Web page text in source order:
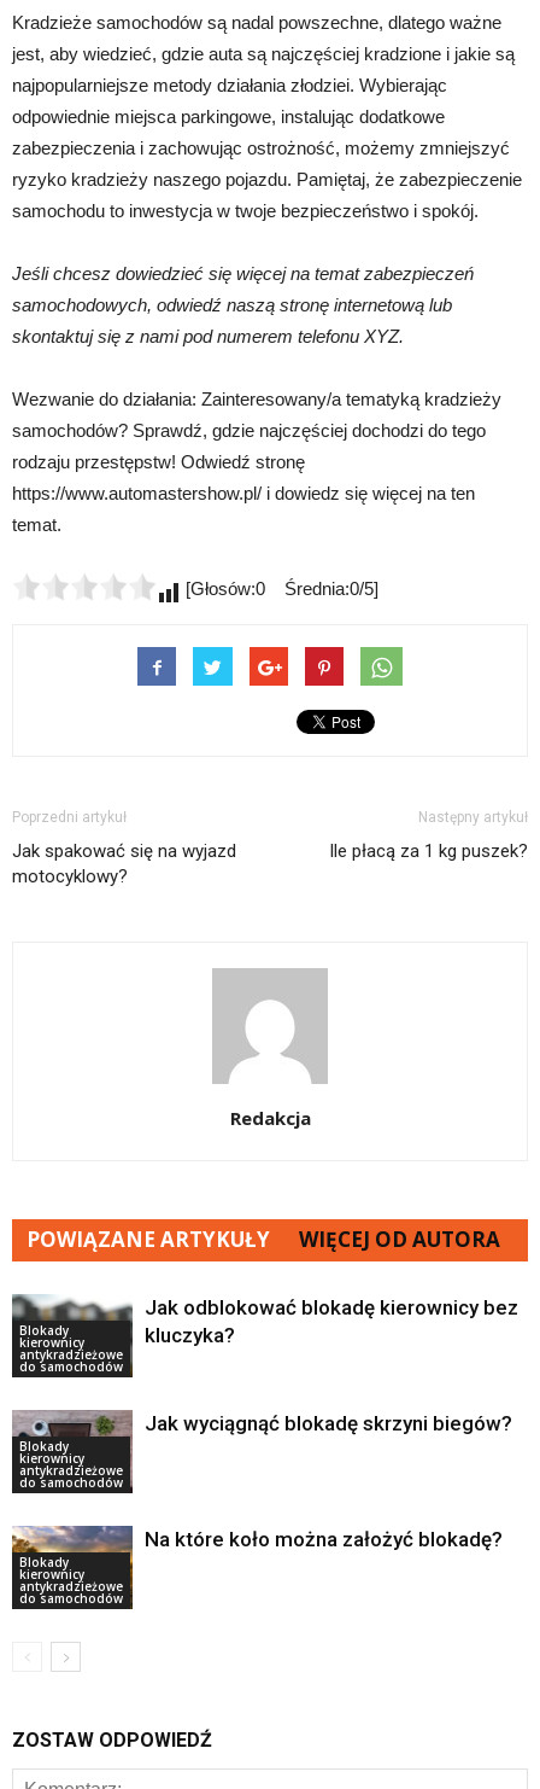
Kradzieże samochodów są nadal powszechne, dlatego ważne
jest, aby wiedzieć, gdzie auta są najczęściej kradzione i jakie są
najpopularniejsze metody działania złodziei. Wybierając
odpowiednie miejsca parkingowe, instalując dodatkowe
zabezpieczenia i zachowując ostrożność, możemy zmniejszyć
ryzyko kradzieży naszego pojazdu. Pamiętaj, że zabezpieczenie
samochodu to inwestycja w twoje bezpieczeństwo i spokój.
Jeśli chcesz dowiedzieć się więcej na temat zabezpieczeń
samochodowych, odwiedź naszą stronę internetową lub
skontaktuj się z nami pod numerem telefonu XYZ.
Wezwanie do działania: Zainteresowany/a tematyką kradzieży
samochodów? Sprawdź, gdzie najczęściej dochodzi do tego
rodzaju przestępstw! Odwiedź stronę
https://www.automastershow.pl/ i dowiedz się więcej na ten
temat.
[Głosów:0 Średnia:0/5]
Poprzedni artykuł
Jak spakować się na wyjazd
motocyklowy?
Następny artykuł
Ile płacą za 1 kg puszek?
Redakcja
POWIĄZANE ARTYKUŁY WIĘCEJ OD AUTORA
Blokady
kierownicy
antykradzieżowe
do samochodów
Jak odblokować blokadę kierownicy bez
kluczyka?
Blokady
kierownicy
antykradzieżowe
do samochodów
Jak wyciągnąć blokadę skrzyni biegów?
Blokady
kierownicy
antykradzieżowe
do samochodów
Na które koło można założyć blokadę?
ZOSTAW ODPOWIEDŹ